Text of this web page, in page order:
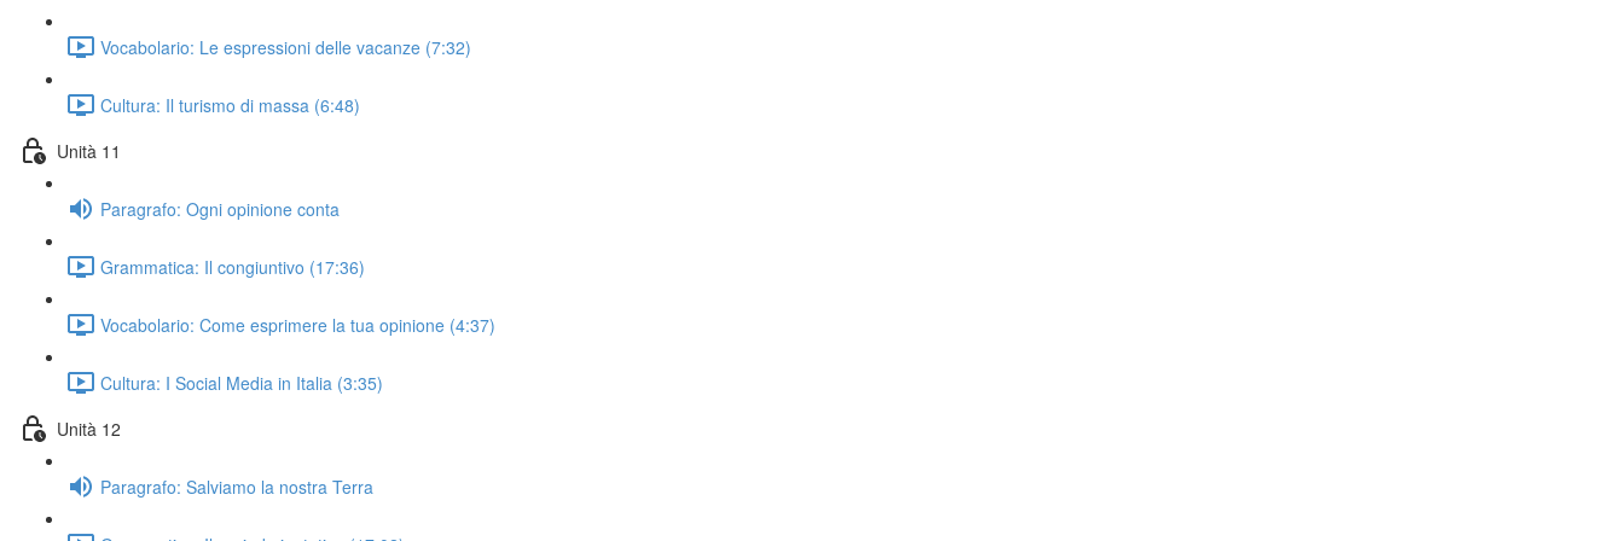
Vocabolario: Le espressioni delle vacanze (7:32)
Cultura: Il turismo di massa (6:48)
Unità 11
Paragrafo: Ogni opinione conta
Grammatica: Il congiuntivo (17:36)
Vocabolario: Come esprimere la tua opinione (4:37)
Cultura: I Social Media in Italia (3:35)
Unità 12
Paragrafo: Salviamo la nostra Terra